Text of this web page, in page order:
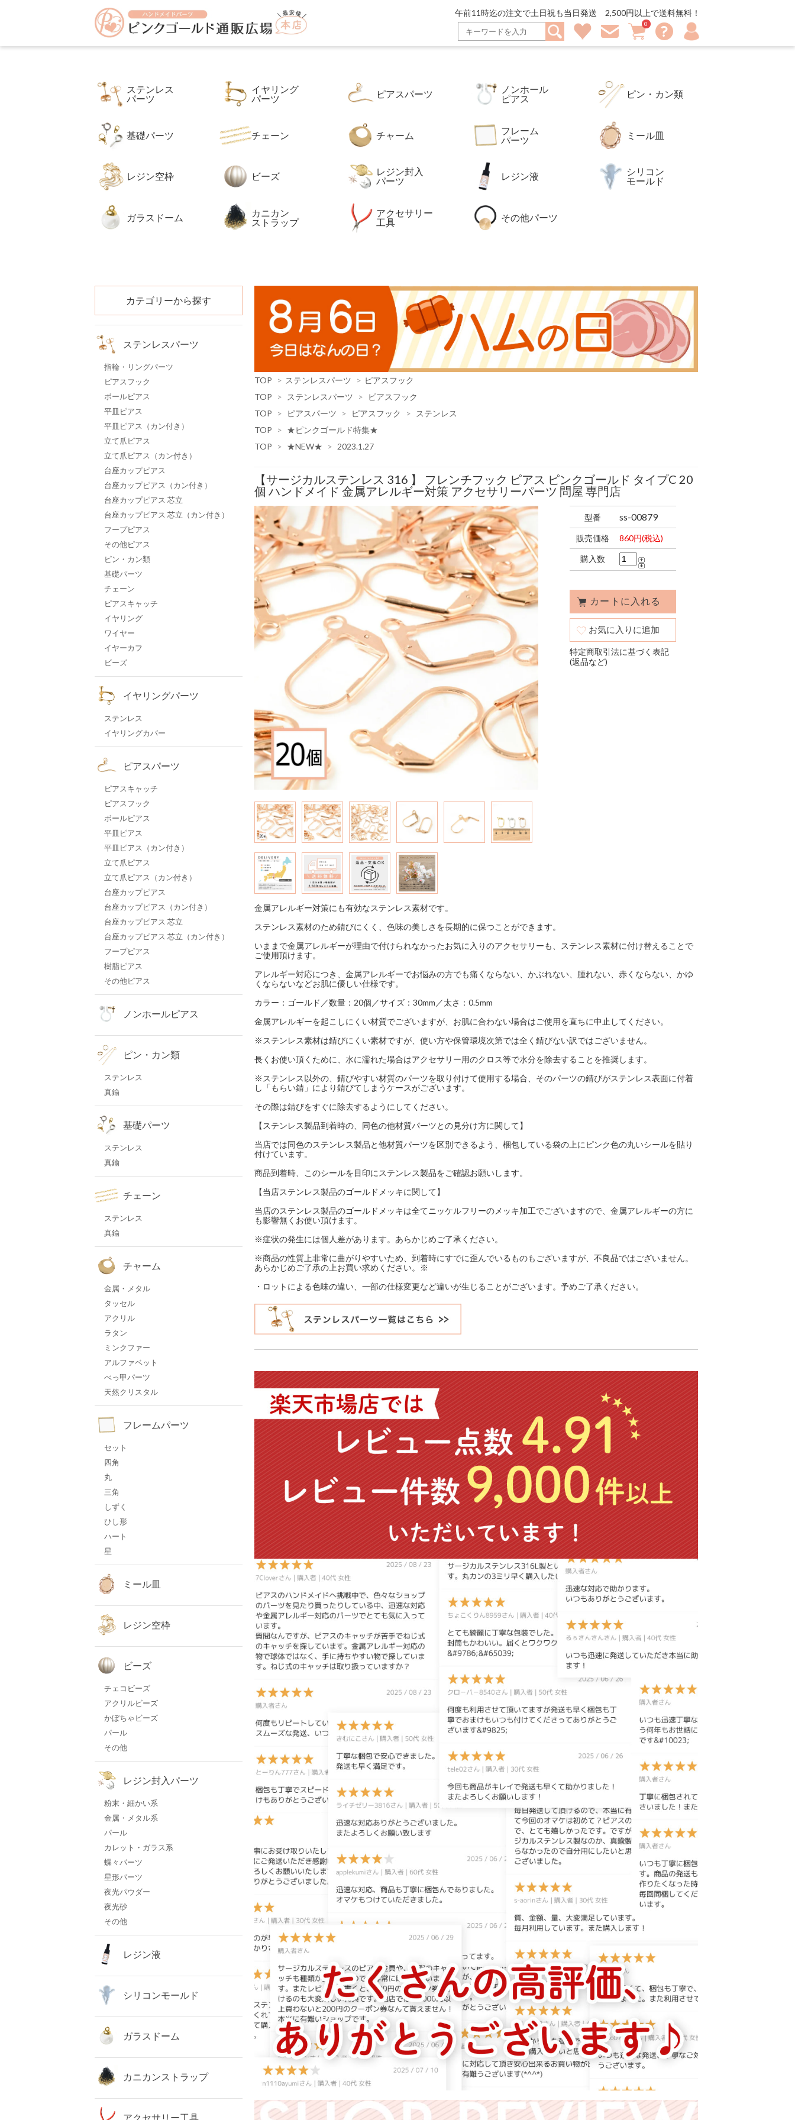
ピ
ン
ク
ー
販
広
店
午前11時迄の注文で土日祝も当日発送 2,500円以上で送料無料！
に
マ
買
物
0
い
ア
ステンレス
パーツ
イヤリング
パーツ
ピアスパーツ
ノンホール
ピアス
ピン・カン類
基礎パーツ チェーン チャーム
フレーム
パーツ
ミール皿
レジン空枠 ビーズ
レジン封入
パーツ
レジン液
シリコン
モールド
ガラスドーム
カニカン
ストラップ
アクセサリー
工具
その他パーツ
カテゴリーから探す
ステンレスパーツ
指輪・リングパーツ
ピアスフック
ボールピアス
平皿ピアス
平皿ピアス（カン付き）
立て爪ピアス
立て爪ピアス（カン付き）
台座カップピアス
台座カップピアス（カン付き）
台座カップピアス 芯立
台座カップピアス 芯立（カン付き）
フープピアス
その他ピアス
ピン・カン類
基礎パーツ
チェーン
ピアスキャッチ
イヤリング
ワイヤー
イヤーカフ
ビーズ
イヤリングパーツ
ステンレス
イヤリングカバー
ピアスパーツ
ピアスキャッチ
ピアスフック
ボールピアス
平皿ピアス
平皿ピアス（カン付き）
立て爪ピアス
立て爪ピアス（カン付き）
台座カップピアス
台座カップピアス（カン付き）
台座カップピアス 芯立
台座カップピアス 芯立（カン付き）
フープピアス
樹脂ピアス
その他ピアス
ノンホールピアス
ピン・カン類
ステンレス
真鍮
基礎パーツ
ステンレス
真鍮
チェーン
ステンレス
真鍮
チャーム
金属・メタル
タッセル
アクリル
ラタン
ミンクファー
アルファベット
べっ甲パーツ
天然クリスタル
フレームパーツ
セット
四角
丸
三角
しずく
ひし形
ハート
星
ミール皿
レジン空枠
ビーズ
チェコビーズ
アクリルビーズ
かぼちゃビーズ
パール
その他
レジン封入パーツ
粉末・細かい系
金属・メタル系
パール
カレット・ガラス系
蝶々パーツ
星形パーツ
夜光パウダー
夜光砂
その他
レジン液
シリコンモールド
ガラスドーム
カニカンストラップ
アクセサリー工具
TOP > ステンレスパーツ > ピアスフック
TOP
> ステンレスパーツ >
ピアスフック
TOP
> ピアスパーツ > ピアスフック > ステンレス
TOP
> ★ピンクゴールド特集★
TOP
> ★NEW★ > 2023.1.27
【サージカルステンレス 316 】 フレンチフック ピアス ピンクゴールド タイプC 20
個 ハンドメイド 金属アレルギー対策 アクセサリーパーツ 問屋 専門店
型番 ss-00879
販売価格 860円(税込)
購入数
お気に入りに追加
特定商取引法に基づく表記
(返品など)
金属アレルギー対策にも有効なステンレス素材です。
ステンレス素材のため錆びにくく、色味の美しさを長期的に保つことができます。
いままで金属アレルギーが理由で付けられなかったお気に入りのアクセサリーも、ステンレス素材に付け替えることで
ご使用頂けます。
アレルギー対応につき、金属アレルギーでお悩みの方でも痛くならない、かぶれない、腫れない、赤くならない、かゆ
くならないなどお肌に優しい仕様です。
カラー：ゴールド／数量：20個／サイズ：30mm／太さ：0.5mm
金属アレルギーを起こしにくい材質でございますが、お肌に合わない場合はご使用を直ちに中止してください。
※ステンレス素材は錆びにくい素材ですが、使い方や保管環境次第では全く錆びない訳ではございません。
長くお使い頂くために、水に濡れた場合はアクセサリー用のクロス等で水分を除去することを推奨します。
※ステンレス以外の、錆びやすい材質のパーツを取り付けて使用する場合、そのパーツの錆びがステンレス表面に付着
し「もらい錆」により錆びてしまうケースがございます。
その際は錆びをすぐに除去するようにしてください。
【ステンレス製品到着時の、同色の他材質パーツとの見分け方に関して】
当店では同色のステンレス製品と他材質パーツを区別できるよう、梱包している袋の上にピンク色の丸いシールを貼り
付けています。
商品到着時、このシールを目印にステンレス製品をご確認お願いします。
【当店ステンレス製品のゴールドメッキに関して】
当店のステンレス製品のゴールドメッキは全てニッケルフリーのメッキ加工でございますので、金属アレルギーの方に
も影響無くお使い頂けます。
※症状の発生には個人差があります。あらかじめご了承ください。
※商品の性質上非常に曲がりやすいため、到着時にすでに歪んでいるものもございますが、不良品ではございません。
あらかじめご了承の上お買い求めください。※
・ロットによる色味の違い、一部の仕様変更など違いが生じることがございます。予めご了承ください。